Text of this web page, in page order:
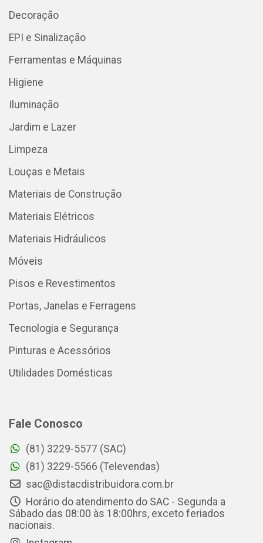
Decoração
EPI e Sinalização
Ferramentas e Máquinas
Higiene
Iluminação
Jardim e Lazer
Limpeza
Louças e Metais
Materiais de Construção
Materiais Elétricos
Materiais Hidráulicos
Móveis
Pisos e Revestimentos
Portas, Janelas e Ferragens
Tecnologia e Segurança
Pinturas e Acessórios
Utilidades Domésticas
Fale Conosco
(81) 3229-5577 (SAC)
(81) 3229-5566 (Televendas)
sac@distacdistribuidora.com.br
Horário do atendimento do SAC - Segunda a
Sábado das 08:00 às 18:00hrs, exceto feriados
nacionais.